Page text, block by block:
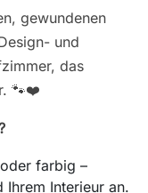
gewundenen
und
das
🐾❤️
farbig –
Ihrem Interieur an.